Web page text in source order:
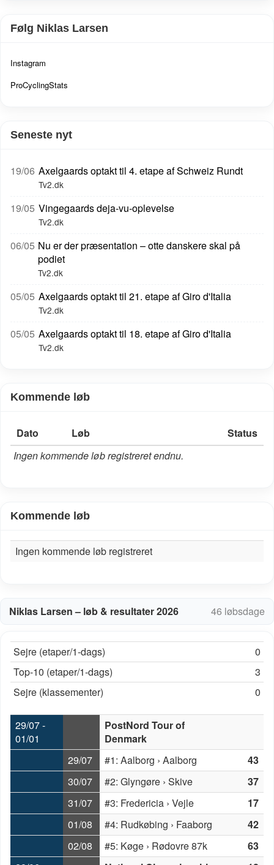
Følg Niklas Larsen
Instagram
ProCyclingStats
Seneste nyt
19/06 Axelgaards optakt til 4. etape af Schweiz Rundt
Tv2.dk
19/05 Vingegaards deja-vu-oplevelse
Tv2.dk
06/05 Nu er der præsentation – otte danskere skal på
podiet
Tv2.dk
05/05 Axelgaards optakt til 21. etape af Giro d'Italia
Tv2.dk
05/05 Axelgaards optakt til 18. etape af Giro d'Italia
Tv2.dk
Kommende løb
Dato Løb
Status
Ingen kommende løb registreret endnu.
Kommende løb
Ingen kommende løb registreret
Niklas Larsen – løb & resultater 2026 46 løbsdage
Sejre (etaper/1-dags)
0
Top-10 (etaper/1-dags)
3
Sejre (klassementer)
0
29/07 -
01/01
PostNord Tour of
Denmark
29/07
#1: Aalborg › Aalborg
43
30/07
#2: Glyngøre › Skive
37
31/07
#3: Fredericia › Vejle
17
01/08
#4: Rudkøbing › Faaborg
42
02/08
#5: Køge › Rødovre 87k
63